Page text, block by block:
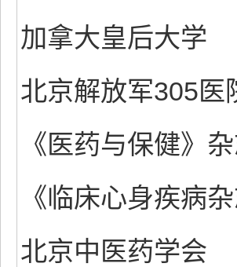
加拿大皇后大学
北京解放军305医
《医药与保健》
《临床心身疾病
北京中医药学会